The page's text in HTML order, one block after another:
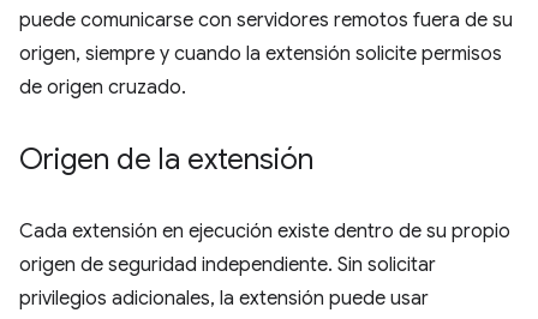
puede comunicarse con servidores remotos fuera de su
origen, siempre y cuando la extensión solicite permisos
de origen cruzado.
Origen de la extensión
Cada extensión en ejecución existe dentro de su propio
origen de seguridad independiente. Sin solicitar
privilegios adicionales, la extensión puede usar